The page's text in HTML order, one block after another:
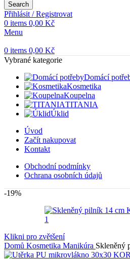
Search
Přihlásit / Registrovat
0 items 0,00 Kč
Menu
0 items 0,00 Kč
Vybrané kategorie
Domácí
Kosmetika
Koupelna
TITANIA
Úklid
Úvod
Začít nakupovat
Kontakt
Obchodní podmínky
Ochrana osobních údajů
-19%
Klikni pro zvětšení
Domů Kosmetika Manikúra Skleněný